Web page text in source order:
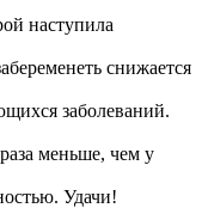
наступила
снижается
заболеваний.
меньше, чем у
Удачи!